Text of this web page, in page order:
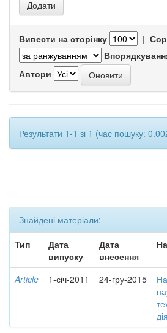
Вивести на сторінку |
Автори
Результати 1-1 зі 1 (час пошуку:
Знайдені матеріали:
Тип
Дата
випуску
Дата
внесення
Article 1-січ-2011 24-гру-2015